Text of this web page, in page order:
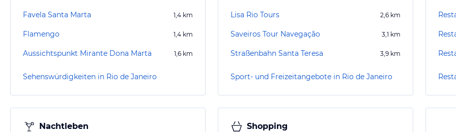
Favela Santa Marta 1,4 km
Flamengo 1,4 km
Aussichtspunkt Mirante Dona Marta 1,6 km
Sehenswürdigkeiten in Rio de Janeiro
Lisa Rio Tours 2,6 km
Saveiros Tour Navegação 3,1 km
Straßenbahn Santa Teresa 3,9 km
Sport- und Freizeitangebote in Rio de Janeiro
Nachtleben Shopping